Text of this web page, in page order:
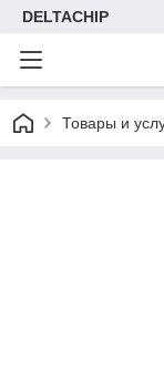
DELTACHIP
Товары и